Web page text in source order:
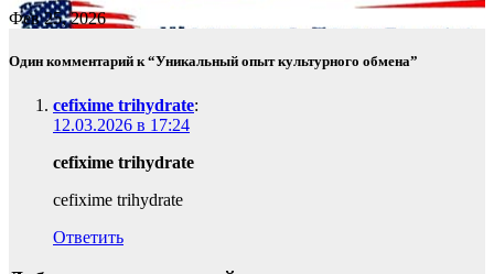
Фев 25, 2026
Один комментарий к “Уникальный опыт культурного обмена”
cefixime trihydrate:
12.03.2026 в 17:24
cefixime trihydrate
cefixime trihydrate
Ответить